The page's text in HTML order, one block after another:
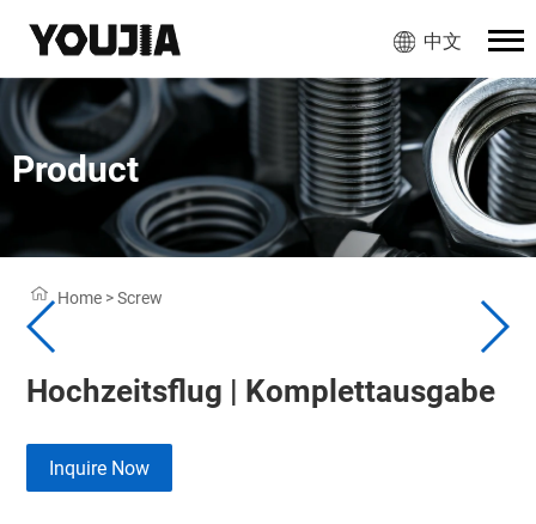
中文
Product
Home >Screw
Hochzeitsflug | Komplettausgabe
Inquire Now